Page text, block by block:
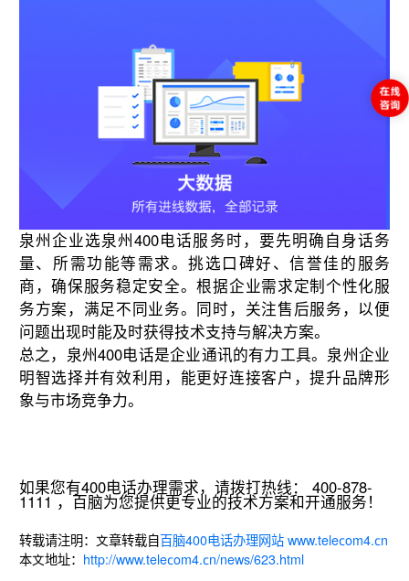
泉州企业选泉州400电话服务时，要先明确自身话务
量、所需功能等需求。挑选口碑好、信誉佳的服务
商，确保服务稳定安全。根据企业需求定制个性化服
务方案，满足不同业务。同时，关注售后服务，以便
问题出现时能及时获得技术支持与解决方案。
总之，泉州400电话是企业通讯的有力工具。泉州企业
明智选择并有效利用，能更好连接客户，提升品牌形
象与市场竞争力。
如果您有400电话办理需求，请拨打热线： 400-878-
1111 ，百脑为您提供更专业的技术方案和开通服务！
转载请注明：文章转载自百脑400电话办理网站 www.telecom4.cn
本文地址： http://www.telecom4.cn/news/623.html